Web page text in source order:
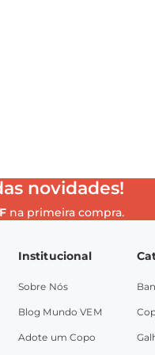
novidades!
na primeira compra.
Institucional
Sobre Nós
Blog Mundo VEM
Adote um Copo